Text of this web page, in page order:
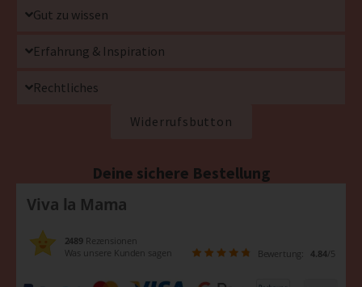
Gut zu wissen
Erfahrung & Inspiration
Rechtliches
Widerrufsbutton
Deine sichere Bestellung
Viva la Mama
2489 Rezensionen
Was unsere Kunden sagen
Bewertung: 4.84/5